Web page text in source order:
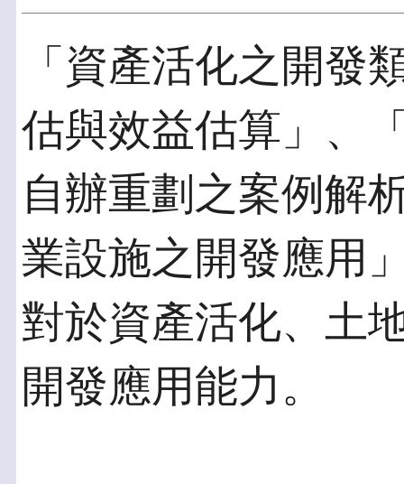
「資產活化之開發
估與效益估算」、
自辦重劃之案例解
業設施之開發應用
對於資產活化、土
開發應用能力。